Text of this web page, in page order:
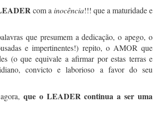
com ainocência!!! que a maturidade e
que presumem a dedicação, o apego, o
e impertinentes!) repito, o AMOR que
(o que equivale a afirmar por estas terras e
convicto e laborioso a favor do seu
que o LEADER continua a ser uma